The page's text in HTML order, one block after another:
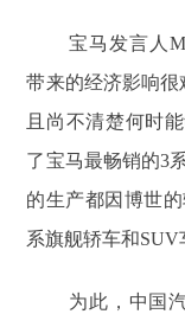
宝马发言人
带来的经济影响很
且尚不清楚何时
了宝马最畅销的3
的生产都因博世
系旗舰轿车和SUV
为此，中国